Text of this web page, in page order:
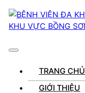
TRANG CHỦ
GIỚI THIỆU